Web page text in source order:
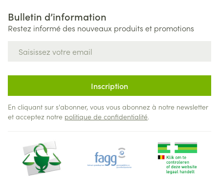
Bulletin d’information
Restez informé des nouveaux produits et promotions
Inscription
En cliquant sur s'abonner, vous vous abonnez à notre newsletter
et acceptez notre politique de confidentialité.